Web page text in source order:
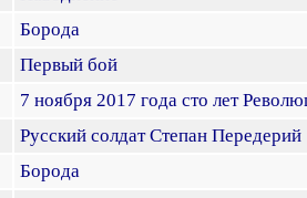
Борода
Первый бой
7 ноября 2017 года сто лет
Русский солдат Степан Передерий
Борода